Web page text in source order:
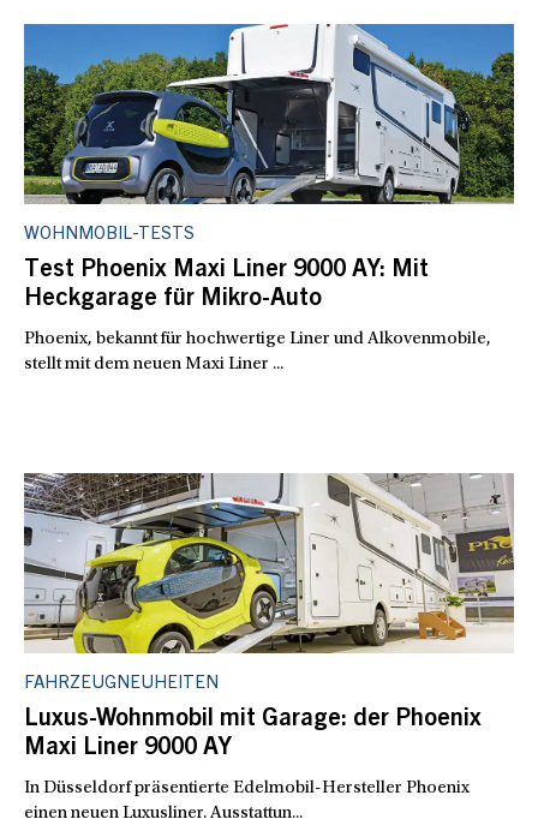
WOHNMOBIL-TESTS
Test Phoenix Maxi Liner 9000 AY: Mit
Heckgarage für Mikro-Auto
Phoenix, bekannt für hochwertige Liner und Alkovenmobile,
stellt mit dem neuen Maxi Liner ...
FAHRZEUGNEUHEITEN
Luxus-Wohnmobil mit Garage: der Phoenix
Maxi Liner 9000 AY
In Düsseldorf präsentierte Edelmobil-Hersteller Phoenix
einen neuen Luxusliner. Ausstattun...